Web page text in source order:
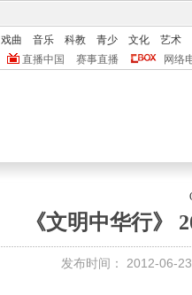
戏曲 音乐 科教 青少 文化
艺术
直播中国 赛事直播 网络
《文明中华行》
发布时间： 2012-06-